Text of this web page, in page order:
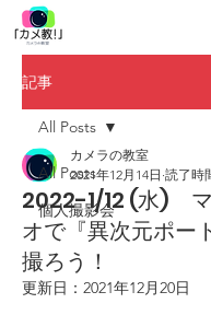
記事
All Posts
個人撮影会
All Posts
2022-1/12 (水)
オで『異次元ポー
撮ろう！
カメラの教室
2021年12月14日 読了時
更新日： 2021年12月20日